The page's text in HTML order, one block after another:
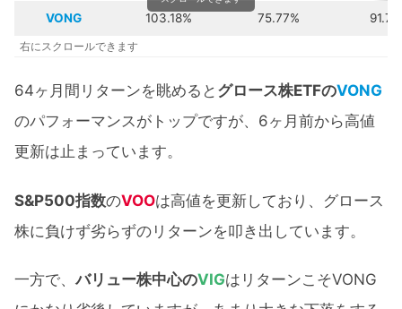
VONG 103.18% 75.77%
右にスクロールできます
64ヶ月間リターンを眺めると グロース株ETFのVONG
のパフォーマンスがトップですが、6ヶ月前から高値
更新は止まっています。
S&P500指数のVOOは高値を更新しており、グロース
株に負けず劣らずのリターンを叩き出しています。
一方で、バリュー株中心のVIGはリターンこそVONG